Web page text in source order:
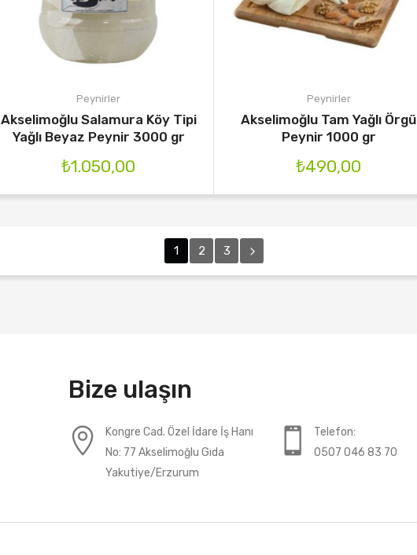
Peynirler
Akselimoğlu Salamura Köy Tipi
Yağlı Beyaz Peynir 3000 gr
₺1.050,00
Peynirler
Akselimoğlu Tam Yağlı Örgü
Peynir 1000 gr
₺490,00
1 2 3
Bize ulaşın
Kongre Cad. Özel İdare İş Hanı
No: 77 Akselimoğlu Gıda
Yakutiye/Erzurum
Telefon:
0507 046 83 70